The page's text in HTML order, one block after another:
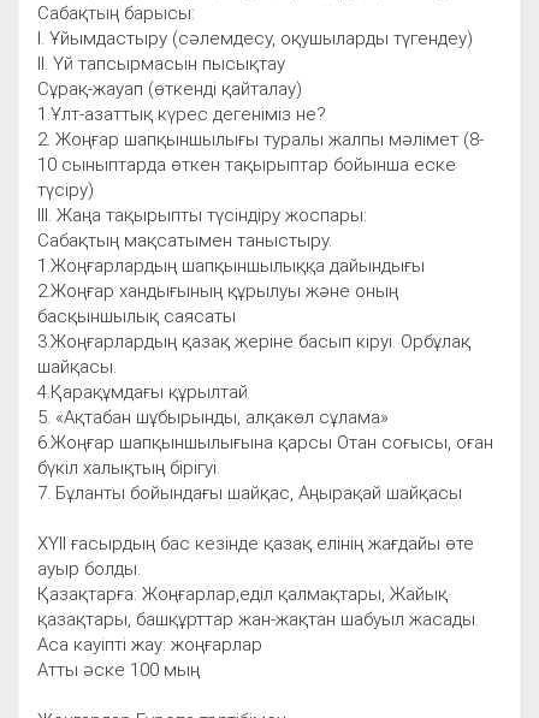
Сабақтың барысы:
І. Ұйымдастыру (сәлемдесу, оқушыларды түгендеу)
ІІ. Үй тапсырмасын пысықтау
Сұрақ-жауап (өткенді қайталау)
1.Ұлт-азаттық күрес дегеніміз не?
2. Жоңғар шапқыншылығы туралы жалпы мәлімет (8-
10 сыныптарда өткен тақырыптар бойынша еске
түсіру)
ІІІ. Жаңа тақырыпты түсіндіру жоспары:
Сабақтың мақсатымен таныстыру.
1.Жоңғарлардың шапқыншылыққа дайындығы
2.Жоңғар хандығының құрылуы және оның
басқыншылық саясаты
3.Жоңғарлардың қазақ жеріне басып кіруі. Орбұлақ
шайқасы.
4.Қарақұмдағы құрылтай
5. «Ақтабан шұбырынды, алқакөл сұлама»
6.Жоңғар шапқыншылығына қарсы Отан соғысы, оған
бүкіл халықтың бірігуі.
7. Бұланты бойындағы шайқас, Аңырақай шайқасы
ХҮІІ ғасырдың бас кезінде қазақ елінің жағдайы өте
ауыр болды.
Қазақтарға: Жоңғарлар,еділ қалмақтары, Жайық
қазақтары, башқұрттар жан-жақтан шабуыл жасады.
Аса кауіпті жау: жоңғарлар
Атты әске 100 мың